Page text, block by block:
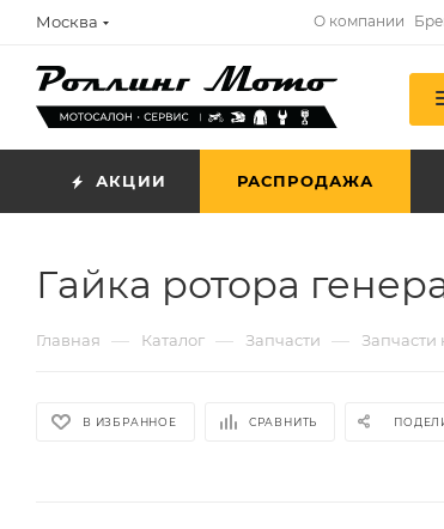
Москва О компании
АКЦИИ РАСПРОДАЖА
Гайка ротора
Главная — Каталог — Запчасти — Запчасти
В ИЗБРАННОЕ СРАВНИТЬ